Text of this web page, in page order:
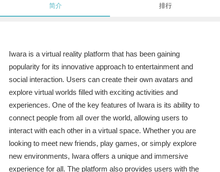
简介 排行
Iwara is a virtual reality platform that has been gaining
popularity for its innovative approach to entertainment and
social interaction. Users can create their own avatars and
explore virtual worlds filled with exciting activities and
experiences. One of the key features of Iwara is its ability to
connect people from all over the world, allowing users to
interact with each other in a virtual space. Whether you are
looking to meet new friends, play games, or simply explore
new environments, Iwara offers a unique and immersive
experience for all. The platform also provides users with the